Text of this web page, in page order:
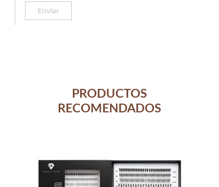
PRODUCTOS
RECOMENDADOS